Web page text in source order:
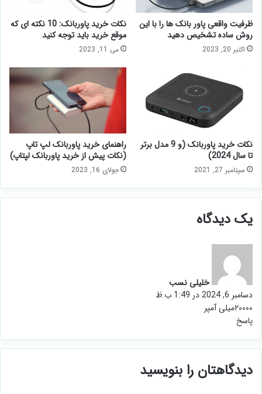
ظرفیت واقعی پاور بانک ها را با این
روش ساده تشخیص دهید
اکتبر 20, 2023
نکات خرید پاوربانک: 10 نکته ای که
موقع خرید باید توجه کنید
می 11, 2023
نکات خرید پاوربانک (و 9 مدل برتر
تا سال 2024)
سپتامبر 27, 2021
راهنمای خرید پاوربانک لپ تاپ
(نکات پیش از خرید پاوربانک لپتاپ)
جولای 16, 2023
یک دیدگاه
خلیلی نسب
دسامبر 6, 2024 در 1:49 ب.ظ
۲۰۰۰۰میلی آمپر
پاسخ
دیدگاهتان را بنویسید